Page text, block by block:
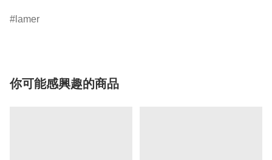
lamer
你可能感興趣的商品